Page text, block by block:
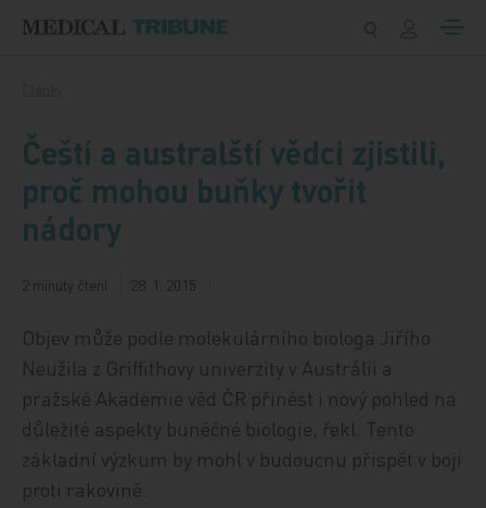
Čeští a australští vědci zjistili,
proč mohou buňky tvořit
nádory
2 minuty čtení 28. 1. 2015
Objev může podle molekulárního biologa Jiřího
Neužila z Griffithovy univerzity v Austrálii a
pražské Akademie věd ČR přinést i nový pohled na
důležité aspekty buněčné biologie, řekl. Tento
základní výzkum by mohl v budoucnu přispět v boji
proti rakovině.